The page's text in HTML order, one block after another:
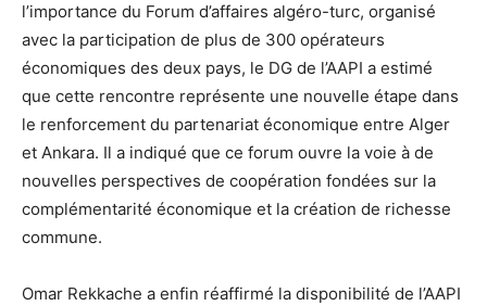
l’importance du Forum d’affaires algéro-turc, organisé
avec la participation de plus de 300 opérateurs
économiques des deux pays, le DG de l’AAPI a estimé
que cette rencontre représente une nouvelle étape dans
le renforcement du partenariat économique entre Alger
et Ankara. Il a indiqué que ce forum ouvre la voie à de
nouvelles perspectives de coopération fondées sur la
complémentarité économique et la création de richesse
commune.
Omar Rekkache a enfin réaffirmé la disponibilité de l’AAPI